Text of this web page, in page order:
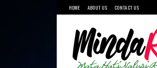
HOME ABOUT US CONTACT US